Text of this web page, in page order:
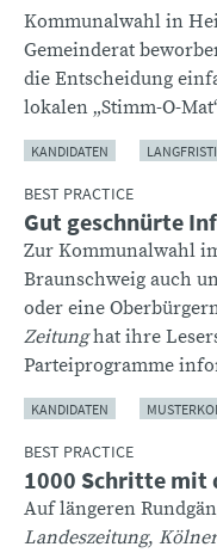
Kommunalwahl in
Gemeinderat
die Entscheidung
lokalen „Stimm-O-
KANDIDATEN
BEST PRACTICE
Gut geschnürte
Zur Kommunalwahl
Braunschweig auch
oder eine
Zeitunghat ihre
Parteiprogramme
KANDIDATEN
BEST PRACTICE
1000 Schritte mit
Auf längeren
Landeszeitung,